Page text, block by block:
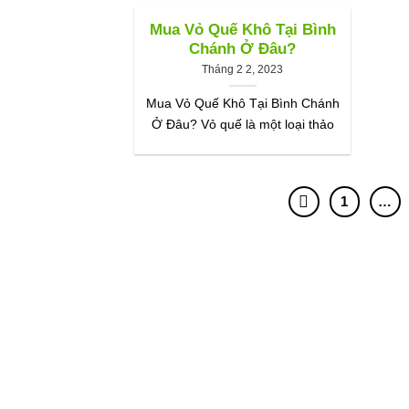
Mua Vỏ Quế Khô Tại Bình
Chánh Ở Đâu?
Tháng 2 2, 2023
Mua Vỏ Quế Khô Tại Bình Chánh
Ở Đâu? Vỏ quế là một loại thảo
1 …